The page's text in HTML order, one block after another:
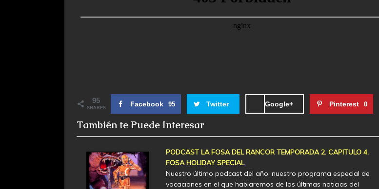
95
SHARES Facebook 95 Twitter Google+ Pinterest 0
También te Puede Interesar
PODCAST LA FOSA DEL RANCOR TEMPORADA 2. CAPITULO 4.
FOSA HOLIDAY SPECIAL
Nuestro último podcast del año, nuestro programa especial de
vacaciones en el que hablaremos de las últimas noticias del